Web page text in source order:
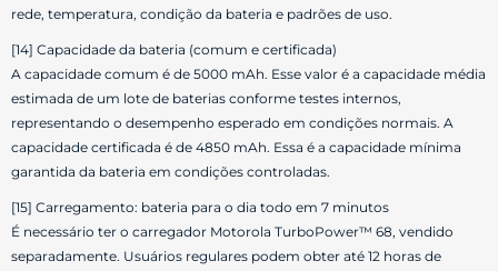
rede, temperatura, condição da bateria e padrões de uso.
[14] Capacidade da bateria (comum e certificada)
A capacidade comum é de 5000 mAh. Esse valor é a capacidade média
estimada de um lote de baterias conforme testes internos,
representando o desempenho esperado em condições normais. A
capacidade certificada é de 4850 mAh. Essa é a capacidade mínima
garantida da bateria em condições controladas.
[15] Carregamento: bateria para o dia todo em 7 minutos
É necessário ter o carregador Motorola TurboPower™ 68, vendido
separadamente. Usuários regulares podem obter até 12 horas de